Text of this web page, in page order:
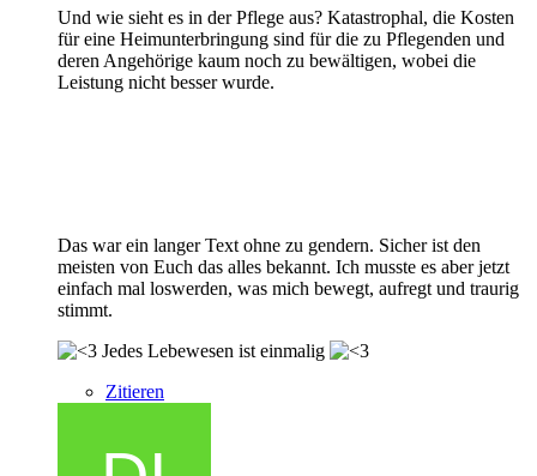
Und wie sieht es in der Pflege aus? Katastrophal, die Kosten
für eine Heimunterbringung sind für die zu Pflegenden und
deren Angehörige kaum noch zu bewältigen, wobei die
Leistung nicht besser wurde.
Das war ein langer Text ohne zu gendern. Sicher ist den
meisten von Euch das alles bekannt. Ich musste es aber jetzt
einfach mal loswerden, was mich bewegt, aufregt und traurig
stimmt.
Jedes Lebewesen ist einmalig
Zitieren